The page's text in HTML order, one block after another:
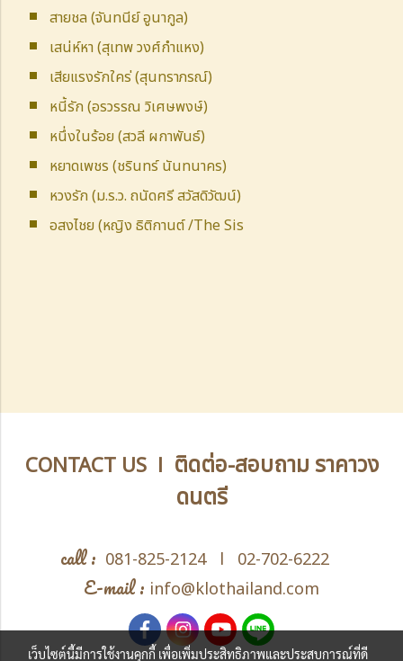
สายชล (จันทนีย์ อูนากูล)
เสน่ห์หา (สุเทพ วงศ์กำแหง)
เสียแรงรักใคร่ (สุนทราภรณ์)
หนี้รัก (อรวรรณ วิเศษพงษ์)
หนึ่งในร้อย (สวลี ผกาพันธ์)
หยาดเพชร (ชรินทร์ นันทนาคร)
หวงรัก (ม.ร.ว. ถนัดศรี สวัสดิวัฒน์)
อสงไชย (หญิง ธิติกานต์ /The Sis
CONTACT US l ติดต่อ-สอบถาม ราคาวง
ดนตรี
call : 081-825-2124l 02-702-6222
E-mail : info@klothailand.com
เว็บไซต์นี้มีการใช้งานคุกกี้ เพื่อเพิ่มประสิทธิภาพและประสบการณ์ที่ดี